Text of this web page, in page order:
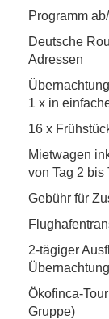
Programm
Deutsche
Adressen
1 x in
16 x
Mietwagen
von Tag 2 bis
Gebühr für
2-tägiger
Ökofinca-
Gruppe)